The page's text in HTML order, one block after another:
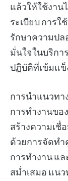
แล้วให้ใช้งาน
ระเบียบ การ
รักษาความป
มั่นใจในบริก
ปฏิบัติที่เข้มแข็
การนำแนวท
การทำงานข
สร้างความเชื่
ด้วยการจัดทำ
การทำงาน แ
สม่ำเสมอ แน